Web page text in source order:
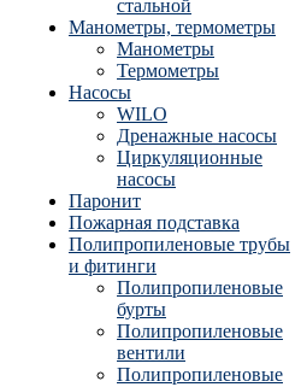
стальной
Манометры, термометры
Манометры
Термометры
Насосы
WILO
Дренажные насосы
Циркуляционные
насосы
Паронит
Пожарная подставка
Полипропиленовые трубы
и фитинги
Полипропиленовые
бурты
Полипропиленовые
вентили
Полипропиленовые